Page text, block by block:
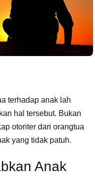
terhadap anak lah
hal tersebut. Bukan
otoriter dari orangtua
yang tidak patuh.
Anak